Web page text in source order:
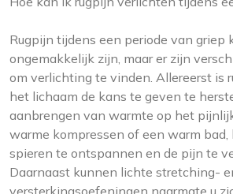
Rugpijn tijdens een periode van griep
ongemakkelijk zijn, maar er zijn
om verlichting te vinden. Allereerst is
het lichaam de kans te geven te
aanbrengen van warmte op het
warme kompressen of een warm bad,
spieren te ontspannen en de pijn te
Daarnaast kunnen lichte stretching-